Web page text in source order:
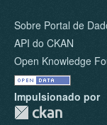
Sobre Portal de
API do CKAN
Open Knowledge
Impulsionado por